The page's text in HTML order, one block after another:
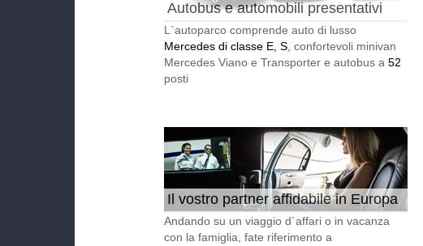
Autobus e automobili presentativi
L`autoparco comprende auto di lusso
Mercedes di classe E, S , confortevoli minivan
Mercedes Viano e Transporter e autobus a 52
posti
Il vostro partner affidabile in Europa
24/7
Andando su un viaggio d`affari o in vacanza
con la famiglia, fate riferimento a